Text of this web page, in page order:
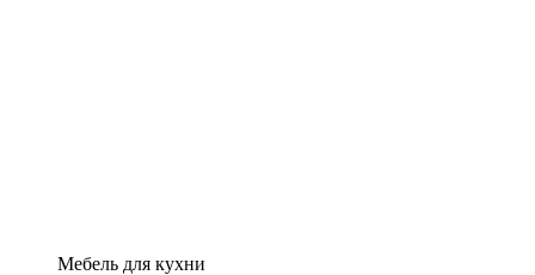
Мебель для кухни